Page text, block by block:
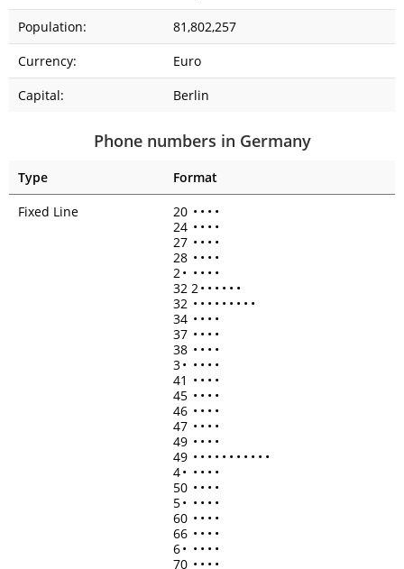
Population:
81,802,257
Currency:
Euro
Capital:
Berlin
Phone numbers in Germany
Type
Format
Fixed Line
20 • • • •
24 • • • •
27 • • • •
28 • • • •
2• • • • •
32 2• • • • • •
32 • • • • • • • • •
34 • • • •
37 • • • •
38 • • • •
3• • • • •
41 • • • •
45 • • • •
46 • • • •
47 • • • •
49 • • • •
49 • • • • • • • • • • •
4• • • • •
50 • • • •
5• • • • •
60 • • • •
66 • • • •
6• • • • •
70 • • • •